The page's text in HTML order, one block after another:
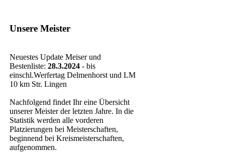
Unsere Meister
Neuestes Update Meiser und
Bestenliste: 28.3.2024 - bis
einschl.Werfertag Delmenhorst und LM
10 km Str. Lingen
Nachfolgend findet Ihr eine Übersicht
unserer Meister der letzten Jahre. In die
Statistik werden alle vorderen
Platzierungen bei Meisterschaften,
beginnend bei Kreismeisterschaften,
aufgenommen.